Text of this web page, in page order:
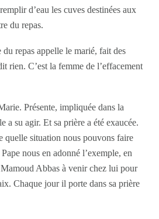
d’eau les cuves destinées aux
du repas.
repas appelle le marié, fait des
rien. C’est la femme de l’effacement
Présente, impliquée dans la
a su agir. Et sa prière a été exaucée.
quelle situation nous pouvons faire
nous en adonné l’exemple, en
Abbas à venir chez lui pour
Chaque jour il porte dans sa prière